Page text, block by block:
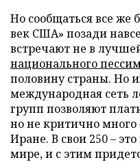
Но сообщаться все же
век США» позади
встречают не в
национального
половину страны. Но
международная сеть
групп позволяют
но не критично много
Иране. В свои 250 –
мире, и с этим